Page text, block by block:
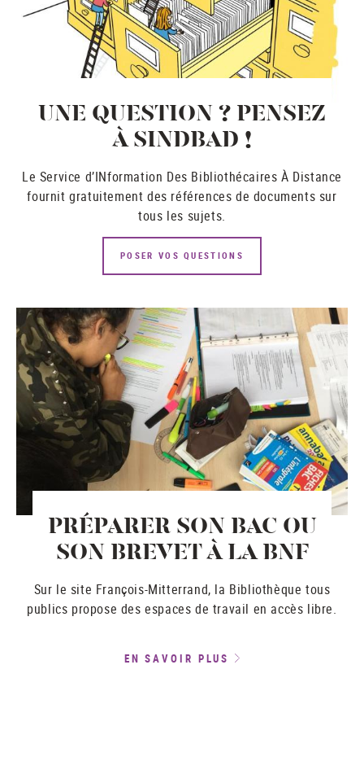
UNE QUESTION ? PENSEZ
À SINDBAD !
Le Service d’INformation Des Bibliothécaires À Distance
fournit gratuitement des références de documents sur
tous les sujets.
POSER VOS QUESTIONS
PRÉPARER SON BAC OU
SON BREVET À LA BNF
Sur le site François-Mitterrand, la Bibliothèque tous
publics propose des espaces de travail en accès libre.
EN SAVOIR PLUS